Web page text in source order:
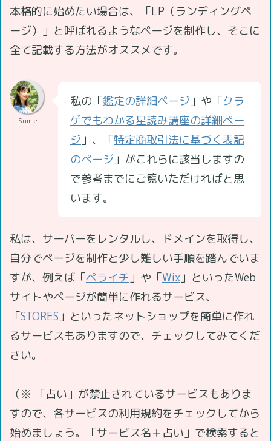
本格的に始めたい場合は、「LP（ランディングペ
ージ）」と呼ばれるようなページを制作し、そこに
全て記載する方法がオススメです。
Sumie
私の「鑑定の詳細ページ 」や「クラ
ゲでもわかる星読み講座の詳細ペー
ジ 」、「特定商取引法に基づく表記
のページ 」がこれらに該当しますの
で参考までにご覧いただければと思
います。
私は、サーバーをレンタルし、ドメインを取得し、
自分でページを制作と少し難しい手順を踏んでいま
すが、例えば「ペライチ 」や「Wix 」といったWeb
サイトやページが簡単に作れるサービス、
「STORES 」といったネットショップを簡単に作れ
るサービスもありますので、チェックしてみてくだ
さい。
（※ 「占い」が禁止されているサービスもありま
すので、各サービスの利用規約をチェックしてから
始めましょう。「サービス名＋占い」で検索すると